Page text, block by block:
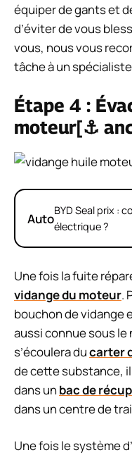
équiper de gants et
d’éviter de vous
vous, nous vous
tâche à un
Étape 4 :
moteur[⚓
AutoBYD Seal prix :
électrique ?
Une fois la fuite
vidange du moteur.
bouchon de vidange
aussi connue sous le
s’écoulera ducarter
de cette substance,
dans un bac de
dans un centre de
Une fois le système